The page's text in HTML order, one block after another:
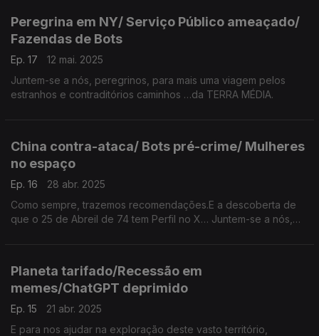
Peregrina em NY/ Serviço Público ameaçado/
Fazendas de Bots
Ep. 17
12 mai. 2025
Juntem-se a nós, peregrinos, para mais uma viagem pelos
estranhos e contraditórios caminhos …da TERRA MÉDIA.
China contra-ataca/ Bots pré-crime/ Mulheres
no espaço
Ep. 16
28 abr. 2025
Como sempre, trazemos recomendações.E a descoberta de
que o 25 de Abreil de 74 tem Perfil no X… Juntem-se a nós,
Planeta tarifado/Recessão em
memes/ChatGPT deprimido
Ep. 15
21 abr. 2025
E para nos ajudar na exploração deste vasto território,